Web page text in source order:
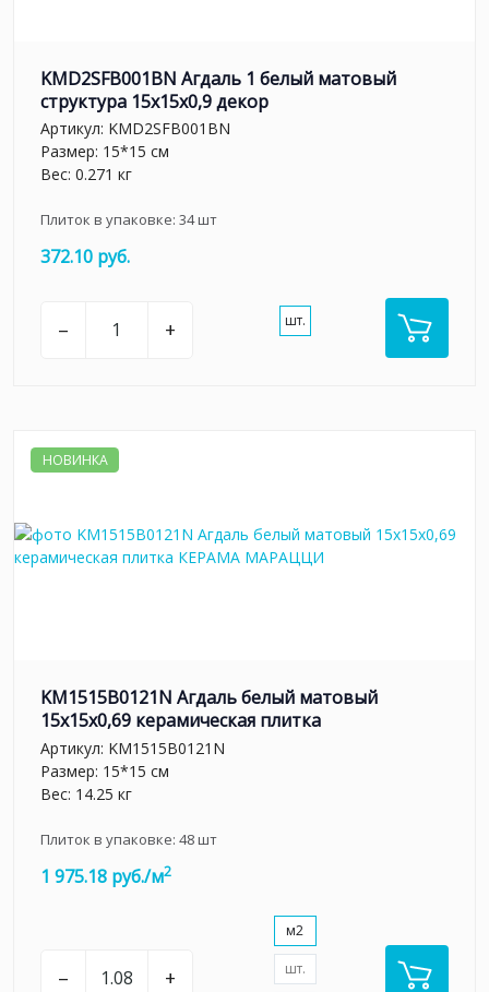
KMD2SFB001BN Агдаль 1 белый матовый
структура 15x15x0,9 декор
Артикул: KMD2SFB001BN
Размер: 15*15 см
Вес: 0.271 кг
Плиток в упаковке: 34шт
372.10 руб.
– + шт.
НОВИНКА
KM1515B0121N Агдаль белый матовый
15x15x0,69 керамическая плитка
Артикул: KM1515B0121N
Размер: 15*15 см
Вес: 14.25 кг
Плиток в упаковке: 48шт
1 975.18 руб./м2
– +
м2
шт.